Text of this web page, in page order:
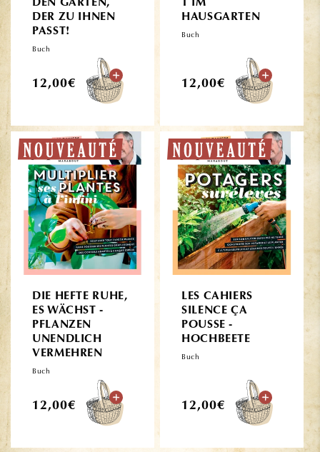
DEN GARTEN,
DER ZU IHNEN
PASST!
Buch
Normaler
12,00€
T IM
HAUSGARTEN
Buch
Normaler
12,00€
DIE HEFTE RUHE,
ES WÄCHST -
PFLANZEN
UNENDLICH
VERMEHREN
Buch
Normaler
12,00€
LES CAHIERS
SILENCE ÇA
POUSSE -
HOCHBEETE
Buch
Normaler
12,00€